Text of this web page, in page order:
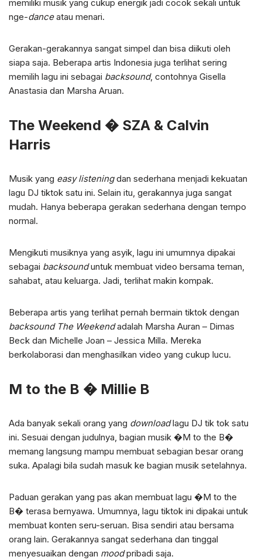
memiliki musik yang cukup energik jadi cocok sekali untuk
nge-danceatau menari.
Gerakan-gerakannya sangat simpel dan bisa diikuti oleh
siapa saja. Beberapa artis Indonesia juga terlihat sering
memilih lagu ini sebagai backsound, contohnya Gisella
Anastasia dan Marsha Aruan.
The Weekend � SZA & Calvin
Harris
Musik yang easy listeningdan sederhana menjadi kekuatan
lagu DJ tiktok satu ini. Selain itu, gerakannya juga sangat
mudah. Hanya beberapa gerakan sederhana dengan tempo
normal.
Mengikuti musiknya yang asyik, lagu ini umumnya dipakai
sebagai backsounduntuk membuat video bersama teman,
sahabat, atau keluarga. Jadi, terlihat makin kompak.
Beberapa artis yang terlihat pernah bermain tiktok dengan
backsound The Weekendadalah Marsha Auran – Dimas
Beck dan Michelle Joan – Jessica Milla. Mereka
berkolaborasi dan menghasilkan video yang cukup lucu.
M to the B � Millie B
Ada banyak sekali orang yang downloadlagu DJ tik tok satu
ini. Sesuai dengan judulnya, bagian musik �M to the B�
memang langsung mampu membuat sebagian besar orang
suka. Apalagi bila sudah masuk ke bagian musik setelahnya.
Paduan gerakan yang pas akan membuat lagu �M to the
B� terasa bernyawa. Umumnya, lagu tiktok ini dipakai untuk
membuat konten seru-seruan. Bisa sendiri atau bersama
orang lain. Gerakannya sangat sederhana dan tinggal
menyesuaikan dengan moodpribadi saja.